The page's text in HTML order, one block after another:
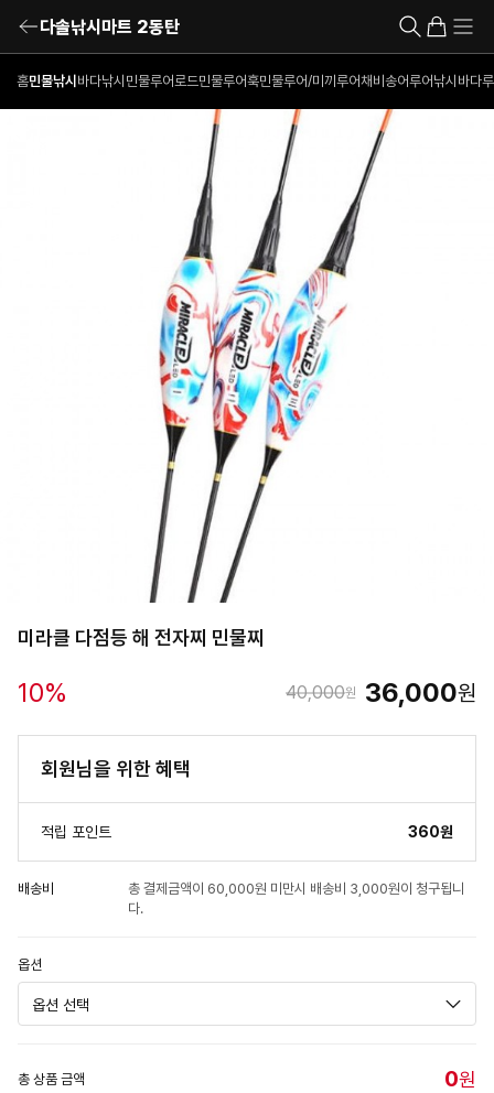
다솔낚시마트 2동탄
홈민물낚시 바다낚시 민물루어로드민물루어훅민물루어/미끼 루어채비 송어루어낚시 바다
미라클 다점등 해 전자찌 민물찌
10% 40,000원 36,000원
회원님을 위한 혜택
적립 포인트 360원
배송비
총 결제금액이 60,000원 미만시 배송비 3,000원이 청구됩니
다.
옵션
총 상품 금액 0원